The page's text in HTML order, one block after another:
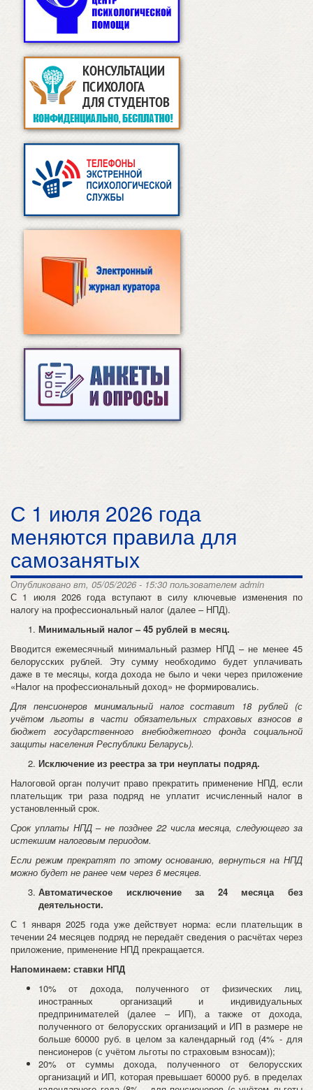
С 1 июля 2026 года
меняются правила для
самозанятых
Опубликовано вт, 05/05/2026 - 15:30 пользователем admin
С 1 июля 2026 года вступают в силу ключевые изменения по
налогу на профессиональный налог (далее – НПД).
Минимальный налог – 45 рублей в месяц.
Вводится ежемесячный минимальный размер НПД – не менее 45
белорусских рублей. Эту сумму необходимо будет уплачивать
даже в те месяцы, когда дохода не было и чеки через приложение
«Налог на профессиональный доход» не формировались.
Для пенсионеров минимальный налог составит 18 рублей (с
учётом льготы в части обязательных страховых взносов в
бюджет государственного внебюджетного фонда социальной
защиты населения Республики Беларусь).
Исключение из реестра за три неуплаты подряд.
Налоговой орган получит право прекратить применение НПД, если
плательщик три раза подряд не уплатит исчисленный налог в
установленный срок.
Срок уплаты НПД – не позднее 22 числа месяца, следующего за
истекшим налоговым периодом.
Если режим прекратят по этому основанию, вернуться на НПД
можно будет не ранее чем через 6 месяцев.
Автоматическое исключение за 24 месяца без
деятельности.
С 1 января 2025 года уже действует норма: если плательщик в
течении 24 месяцев подряд не передаёт сведения о расчётах через
приложение, применение НПД прекращается.
Напоминаем: ставки НПД
10% от дохода, полученного от физических лиц,
иностранных организаций и индивидуальных
предпринимателей (далее – ИП), а также от дохода,
полученного от белорусских организаций и ИП в размере не
больше 60000 руб. в целом за календарный год (4% - для
пенсионеров (с учётом льготы по страховым взносам));
20% от суммы дохода, полученного от белорусских
организаций и ИП, которая превышает 60000 руб. в пределах